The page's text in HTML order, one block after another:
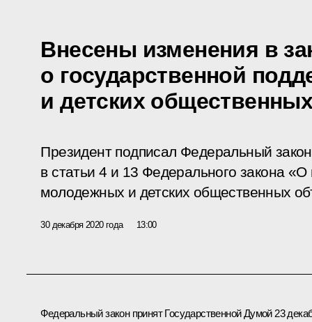
Внесены изменения в
о государственной
и детских
Президент подписал Федеральный
в статьи 4 и 13 Федерального закона
молодежных и детских общественных
30 декабря 2020 года 13:00
Федеральный закон принят Государственной Думой 23